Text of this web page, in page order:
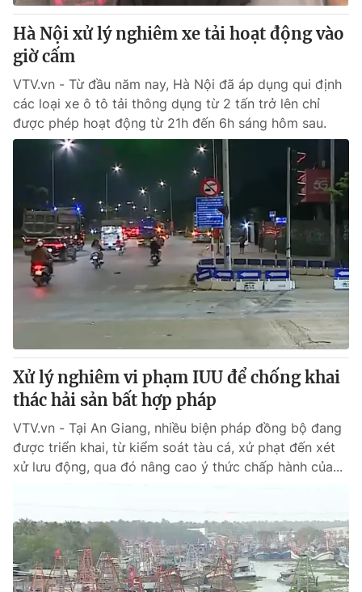
Hà Nội xử lý nghiêm xe tải hoạt động vào
giờ cấm
VTV.vn - Từ đầu năm nay, Hà Nội đã áp dụng qui định
các loại xe ô tô tải thông dụng từ 2 tấn trở lên chỉ
được phép hoạt động từ 21h đến 6h sáng hôm sau.
Xử lý nghiêm vi phạm IUU để chống khai
thác hải sản bất hợp pháp
VTV.vn - Tại An Giang, nhiều biện pháp đồng bộ đang
được triển khai, từ kiểm soát tàu cá, xử phạt đến xét
xử lưu động, qua đó nâng cao ý thức chấp hành của...